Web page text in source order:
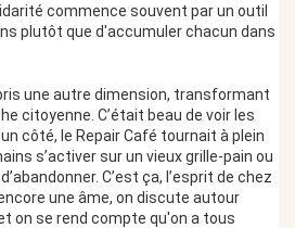
commence souvent par un outil
plutôt que d'accumuler chacun dans
une autre dimension, transformant
citoyenne. C’était beau de voir les
côté, le Repair Café tournait à plein
s’activer sur un vieux grille-pain ou
C’est ça, l’esprit de chez
une âme, on discute autour
on se rend compte qu'on a tous